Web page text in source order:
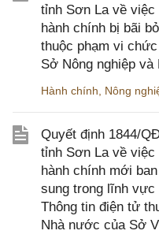
tỉnh Sơn La về việc
hành chính bị bãi
thuộc phạm vi
Sở Nông nghiệp
Hành chính Nông
Quyết định 1844/
tỉnh Sơn La về việc
hành chính mới
sung trong lĩnh vực
Thông tin điện tử
Nhà nước của Sở